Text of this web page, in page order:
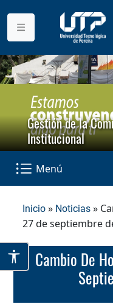
Gestión de la
Institucional
Menú
Inicio » Noticias »
27 de septiembre
Cambio De Horario Elecciones 27 De